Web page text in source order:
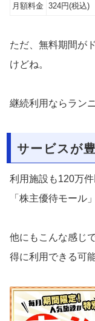
月額料金 324円(税込)
ただ、無料期間が
けどね。
継続利用ならラン
サービスが
利用施設も120万
「株主優待モール
他にもこんな感じ
得に利用できる可